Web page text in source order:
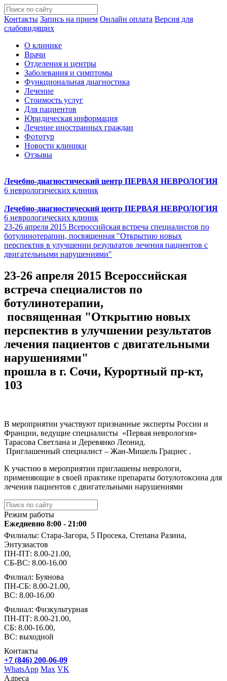
Контакты Запись на прием Онлайн оплата Версия для
слабовидящих
О клинике
Врачи
Отделения и центры
Заболевания и симптомы
Функциональная диагностика
Лечение
Стоимость услуг
Для пациентов
Юридическая информация
Лечение иностранных граждан
Фототур
Новости клиники
Отзывы
Лечебно-диагностический центр ПЕРВАЯ НЕВРОЛОГИЯ
6 неврологических клиник
Лечебно-диагностический центр ПЕРВАЯ НЕВРОЛОГИЯ
6 неврологических клиник
23-26 апреля 2015 Всероссийская встреча специалистов по
ботулинотерапии, посвященная "Открытию новых
перспектив в улучшении результатов лечения пациентов с
двигательными нарушениями"
23-26 апреля 2015 Всероссийская
встреча специалистов по
ботулинотерапии,
посвященная "Открытию новых
перспектив в улучшении результатов
лечения пациентов с двигательными
нарушениями"
прошла в г. Сочи, Курортный пр-кт,
103
В мероприятии участвуют признанные эксперты России и
Франции, ведущие специалисты «Первая неврология»
Тарасова Светлана и Деревянко Леонид.
Приглашенный специалист – Жан-Мишель Грациес .
К участию в мероприятии приглашены неврологи,
применяющие в своей практике препараты ботулотоксина для
лечения пациентов с двигательными нарушениями
Режим работы
Ежедневно 8:00 - 21:00
Филиалы: Стара-Загора, 5 Просека, Степана Разина,
Энтузиастов
ПН-ПТ: 8.00-21.00,
СБ-ВС: 8.00-16.00
Филиал: Буянова
ПН-СБ: 8.00-21.00,
ВС: 8.00-16.00
Филиал: Физкультурная
ПН-ПТ: 8.00-21.00,
СБ: 8.00-16.00,
ВС: выходной
Контакты
+7 (846) 200-06-09
WhatsApp Max VK
Адреса